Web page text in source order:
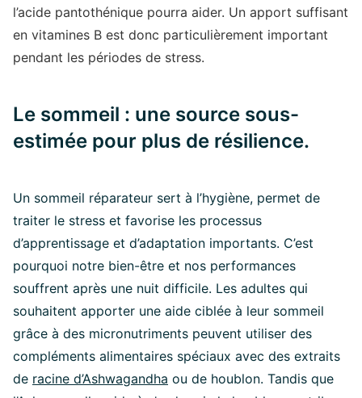
l’acide pantothénique pourra aider. Un apport suffisant
en vitamines B est donc particulièrement important
pendant les périodes de stress.
Le sommeil : une source sous-
estimée pour plus de résilience.
Un sommeil réparateur sert à l’hygiène, permet de
traiter le stress et favorise les processus
d’apprentissage et d’adaptation importants. C’est
pourquoi notre bien-être et nos performances
souffrent après une nuit difficile. Les adultes qui
souhaitent apporter une aide ciblée à leur sommeil
grâce à des micronutriments peuvent utiliser des
compléments alimentaires spéciaux avec des extraits
de racine d’Ashwagandha ou de houblon. Tandis que